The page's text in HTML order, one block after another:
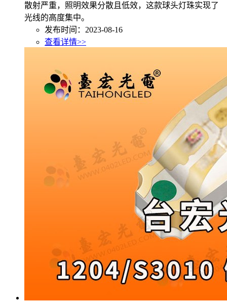
散射严重，照明效果分散且低效，这款球头灯珠实现了
光线的高度集中。
发布时间：2023-08-16
查看详情>>